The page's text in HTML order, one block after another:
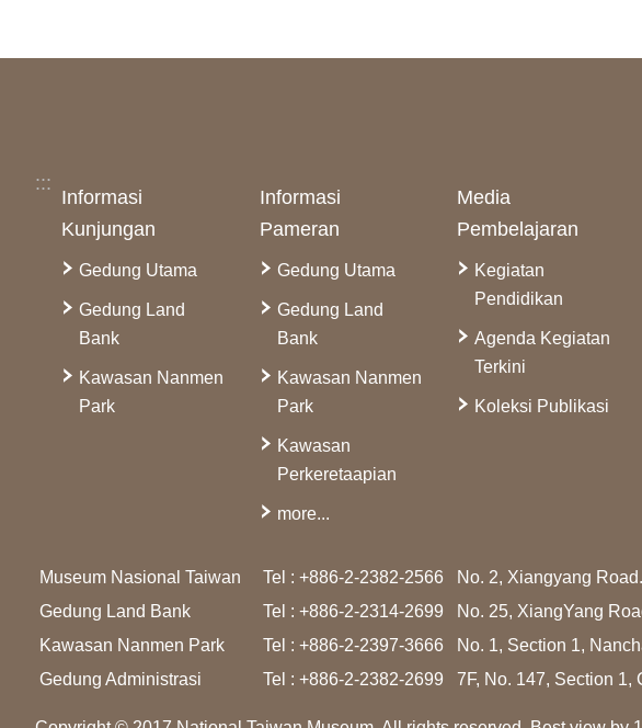
:::
Informasi
Kunjungan
Gedung Utama
Gedung Land
Bank
Kawasan Nanmen
Park
Informasi
Pameran
Gedung Utama
Gedung Land
Bank
Kawasan Nanmen
Park
Kawasan
Perkeretaapian
more...
Media
Pembelajaran
Kegiatan
Pendidikan
Agenda Kegiatan
Terkini
Koleksi Publikasi
Museum Nasional Taiwan Tel : +886-2-2382-2566 No. 2, Xiangyang
Gedung Land Bank
Tel : +886-2-2314-2699 No. 25, XiangYang
Kawasan Nanmen Park
Tel : +886-2-2397-3666 No. 1, Section 1,
Gedung Administrasi
Tel : +886-2-2382-2699 7F, No. 147, Section 1,